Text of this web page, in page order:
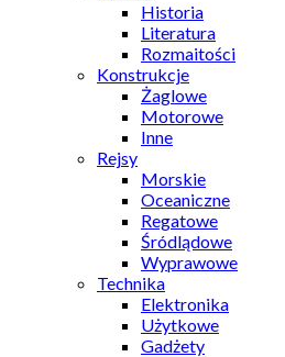
Historia
Literatura
Rozmaitości
Konstrukcje
Żaglowe
Motorowe
Inne
Rejsy
Morskie
Oceaniczne
Regatowe
Śródlądowe
Wyprawowe
Technika
Elektronika
Użytkowe
Gadżety